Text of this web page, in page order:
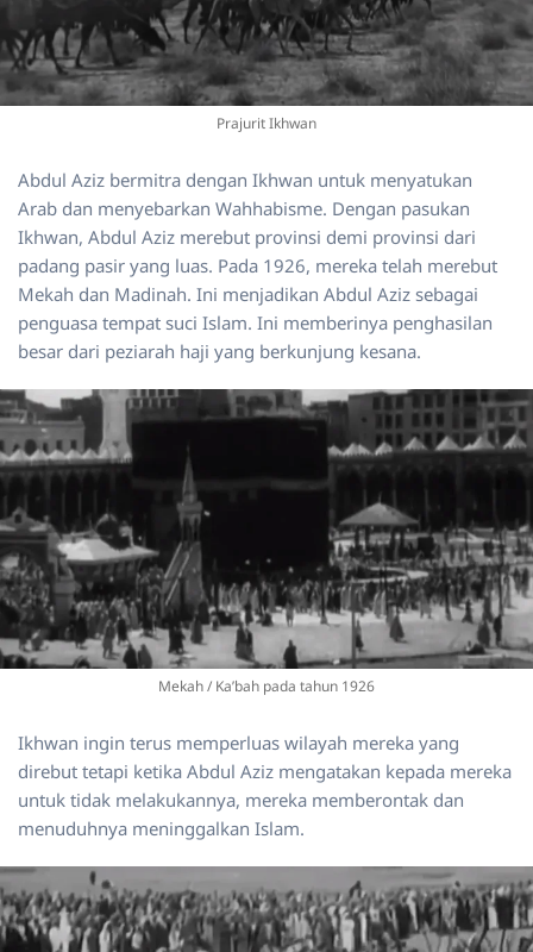
Prajurit Ikhwan
Abdul Aziz bermitra dengan Ikhwan untuk menyatukan
Arab dan menyebarkan Wahhabisme. Dengan pasukan
Ikhwan, Abdul Aziz merebut provinsi demi provinsi dari
padang pasir yang luas. Pada 1926, mereka telah merebut
Mekah dan Madinah. Ini menjadikan Abdul Aziz sebagai
penguasa tempat suci Islam. Ini memberinya penghasilan
besar dari peziarah haji yang berkunjung kesana.
Mekah / Ka’bah pada tahun 1926
Ikhwan ingin terus memperluas wilayah mereka yang
direbut tetapi ketika Abdul Aziz mengatakan kepada mereka
untuk tidak melakukannya, mereka memberontak dan
menuduhnya meninggalkan Islam.